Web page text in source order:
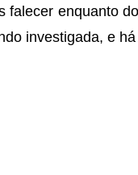
falecer enquanto
investigada, e